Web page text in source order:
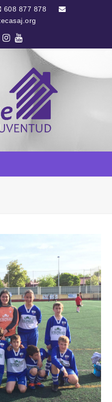
608 877 878
Instagram
Youtube